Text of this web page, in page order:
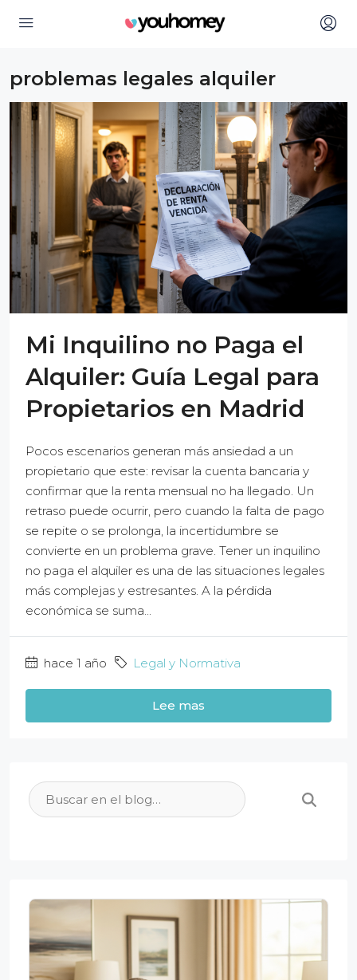
problemas legales alquiler
Mi Inquilino no Paga el
Alquiler: Guía Legal para
Propietarios en Madrid
Pocos escenarios generan más ansiedad a un
propietario que este: revisar la cuenta bancaria y
confirmar que la renta mensual no ha llegado. Un
retraso puede ocurrir, pero cuando la falta de pago
se repite o se prolonga, la incertidumbre se
convierte en un problema grave. Tener un inquilino
no paga el alquiler es una de las situaciones legales
más complejas y estresantes. A la pérdida
económica se suma...
hace 1 año Legal y Normativa
Lee mas